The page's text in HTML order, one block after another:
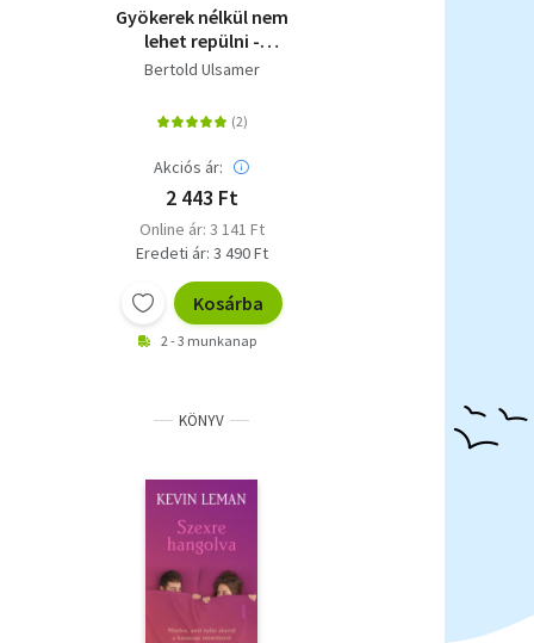
Gyökerek nélkül nem
lehet repülni -
Családállítás Bert
módszerével
Bertold Ulsamer
Akciós ár:
2 443 Ft
Online ár: 3 141 Ft
Eredeti ár: 3 490 Ft
Kosárba
2 - 3 munkanap
KÖNYV